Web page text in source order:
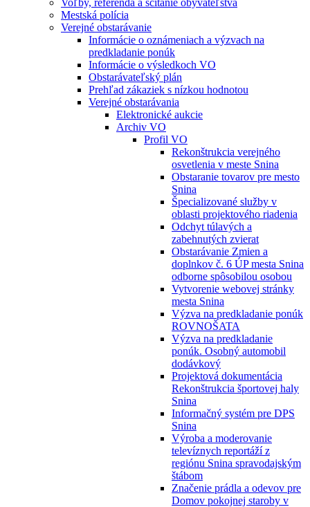
Voľby, referendá a sčítanie obyvateľstva
Mestská polícia
Verejné obstarávanie
Informácie o oznámeniach a výzvach na
predkladanie ponúk
Informácie o výsledkoch VO
Obstarávateľský plán
Prehľad zákaziek s nízkou hodnotou
Verejné obstarávania
Elektronické aukcie
Archiv VO
Profil VO
Rekonštrukcia verejného
osvetlenia v meste Snina
Obstaranie tovarov pre mesto
Snina
Špecializované služby v
oblasti projektového riadenia
Odchyt túlavých a
zabehnutých zvierat
Obstarávanie Zmien a
doplnkov č. 6 ÚP mesta Snina
odborne spôsobilou osobou
Vytvorenie webovej stránky
mesta Snina
Výzva na predkladanie ponúk
ROVNOŠATA
Výzva na predkladanie
ponúk. Osobný automobil
dodávkový
Projektová dokumentácia
Rekonštrukcia športovej haly
Snina
Informačný systém pre DPS
Snina
Výroba a moderovanie
televíznych reportáží z
regiónu Snina spravodajským
štábom
Značenie prádla a odevov pre
Domov pokojnej staroby v